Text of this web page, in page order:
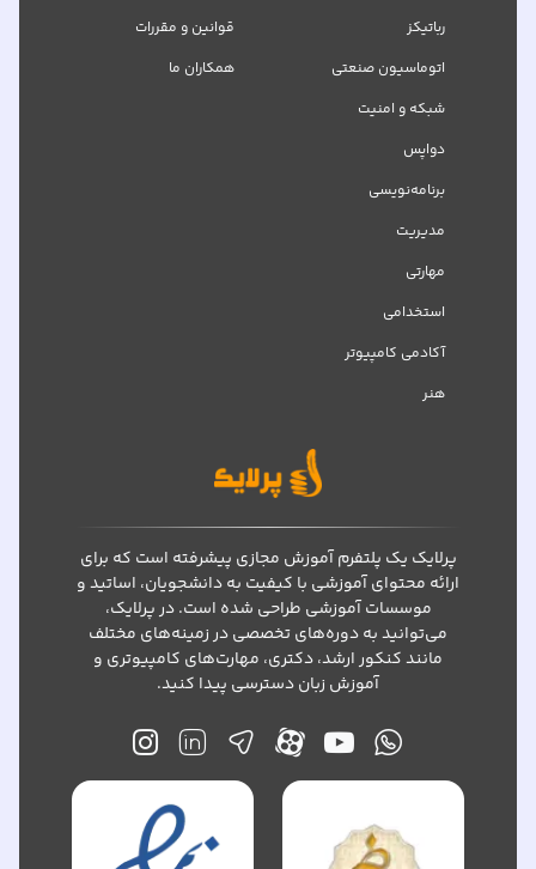
رباتیکز
اتوماسیون صنعتی
شبکه‌ و امنیت
دواپس
برنامه‌نویسی
مدیریت
مهارتی
استخدامی
آکادمی کامپیوتر
هنر
قوانین و مقررات
همکاران ما
پرلایک یک پلتفرم آموزش مجازی پیشرفته است که برای
ارائه محتوای آموزشی با کیفیت به دانشجویان، اساتید و
موسسات آموزشی طراحی شده است. در پرلایک،
می‌توانید به دوره‌های تخصصی در زمینه‌های مختلف
مانند کنکور ارشد، دکتری، مهارت‌های کامپیوتری و
آموزش زبان دسترسی پیدا کنید.